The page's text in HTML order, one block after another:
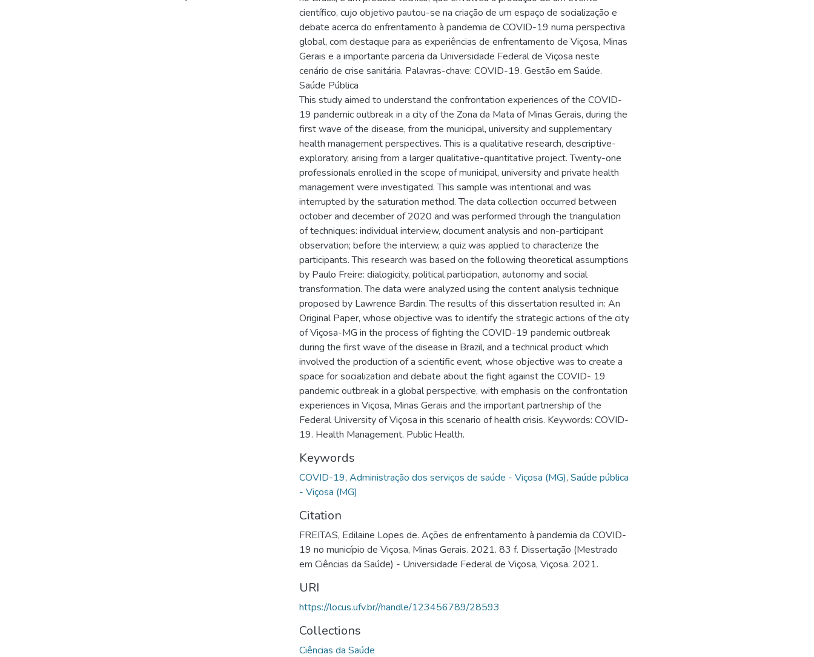
científico, cujo objetivo pautou-se na criação de um espaço de socialização e
debate acerca do enfrentamento à pandemia de COVID-19 numa perspectiva
global, com destaque para as experiências de enfrentamento de Viçosa, Minas
Gerais e a importante parceria da Universidade Federal de Viçosa neste
cenário de crise sanitária. Palavras-chave: COVID-19. Gestão em Saúde.
Saúde Pública
This study aimed to understand the confrontation experiences of the COVID-
19 pandemic outbreak in a city of the Zona da Mata of Minas Gerais, during the
first wave of the disease, from the municipal, university and supplementary
health management perspectives. This is a qualitative research, descriptive-
exploratory, arising from a larger qualitative-quantitative project. Twenty-one
professionals enrolled in the scope of municipal, university and private health
management were investigated. This sample was intentional and was
interrupted by the saturation method. The data collection occurred between
october and december of 2020 and was performed through the triangulation
of techniques: individual interview, document analysis and non-participant
observation; before the interview, a quiz was applied to characterize the
participants. This research was based on the following theoretical assumptions
by Paulo Freire: dialogicity, political participation, autonomy and social
transformation. The data were analyzed using the content analysis technique
proposed by Lawrence Bardin. The results of this dissertation resulted in: An
Original Paper, whose objective was to identify the strategic actions of the city
of Viçosa-MG in the process of fighting the COVID-19 pandemic outbreak
during the first wave of the disease in Brazil, and a technical product which
involved the production of a scientific event, whose objective was to create a
space for socialization and debate about the fight against the COVID- 19
pandemic outbreak in a global perspective, with emphasis on the confrontation
experiences in Viçosa, Minas Gerais and the important partnership of the
Federal University of Viçosa in this scenario of health crisis. Keywords: COVID-
19. Health Management. Public Health.
Keywords
COVID-19, Administração dos serviços de saúde - Viçosa (MG), Saúde pública
- Viçosa (MG)
Citation
FREITAS, Edilaine Lopes de. Ações de enfrentamento à pandemia da COVID-
19 no município de Viçosa, Minas Gerais. 2021. 83 f. Dissertação (Mestrado
em Ciências da Saúde) - Universidade Federal de Viçosa, Viçosa. 2021.
URI
https://locus.ufv.br//handle/123456789/28593
Collections
Ciências da Saúde